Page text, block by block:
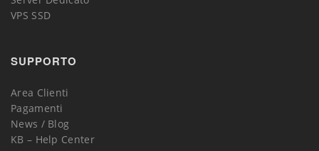
VPS SSD
SUPPORTO
Area Clienti
Pagamenti
News / Blog
KB – Help Center